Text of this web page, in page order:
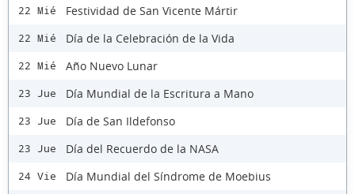
22 Mié Festividad de San Vicente Mártir
22 Mié Día de la Celebración de la Vida
22 Mié Año Nuevo Lunar
23 Jue Día Mundial de la Escritura a Mano
23 Jue Día de San Ildefonso
23 Jue Día del Recuerdo de la NASA
24 Vie Día Mundial del Síndrome de Moebius